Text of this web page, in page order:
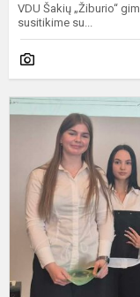
VDU Šakių „Žiburio“
susitikime su...